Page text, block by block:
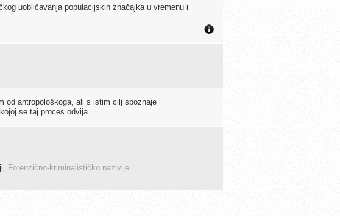
uobličavanja populacijskih značajka u vremenu i
od antropološkoga, ali s istim cilj spoznaje
se taj proces odvija.
, Forenzično-kriminalističko nazivlje